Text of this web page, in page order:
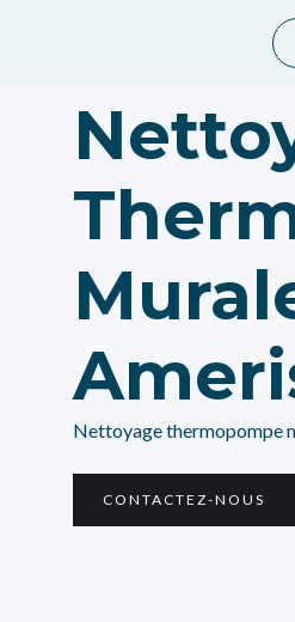
Nettoyage thermopompe
CONTACTEZ-NOUS